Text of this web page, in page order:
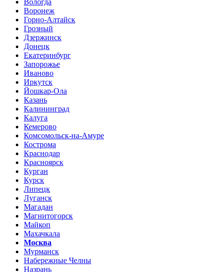
Воронеж
Горно-Алтайск
Грозный
Дзержинск
Донецк
Екатеринбург
Запорожье
Иваново
Иркутск
Йошкар-Ола
Казань
Калининград
Калуга
Кемерово
Комсомольск-на-Амуре
Кострома
Краснодар
Красноярск
Курган
Курск
Липецк
Луганск
Магадан
Магнитогорск
Майкоп
Махачкала
Москва
Мурманск
Набережные Челны
Назрань